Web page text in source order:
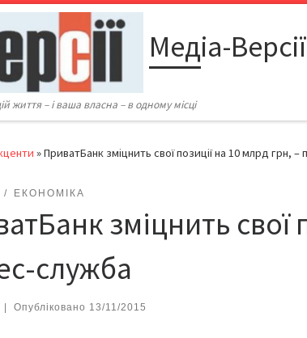
Медіа-Версії
життя – і ваша власна – в одному місці
»П​риватБанк зміцнить свої позиції на 10 млрд грн, –
ЕКОНОМІКА
зміцнить свої
служба
Опубліковано 13/11/2015